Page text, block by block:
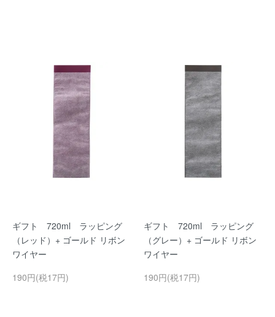
ギフト 720ml ラッピング
（レッド）+ ゴールド リボン
ワイヤー
190円(税17円)
ギフト 720ml ラッピング
（グレー）+ ゴールド リボン
ワイヤー
190円(税17円)